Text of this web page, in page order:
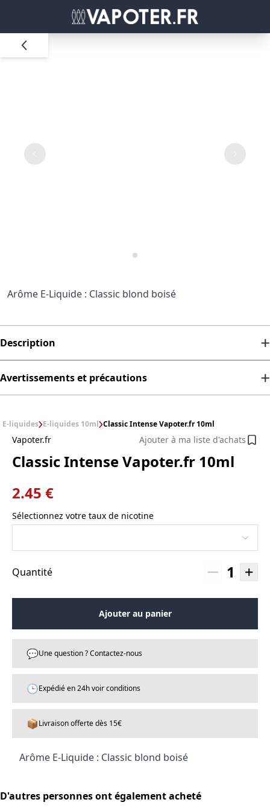
Arôme E-Liquide : Classic blond boisé
Description
Avertissements et précautions
E-liquides E-liquides 10ml Classic Intense Vapoter.fr 10ml
Vapoter.fr Ajouter à ma liste d'achats
Classic Intense Vapoter.fr 10ml
2.45 €
Sélectionnez votre taux de nicotine
Quantité 1
Ajouter au panier
💬Une question ? Contactez-nous
🕒Expédié en 24h voir conditions
📦Livraison offerte dès 15€
Arôme E-Liquide : Classic blond boisé
D'autres personnes ont également acheté